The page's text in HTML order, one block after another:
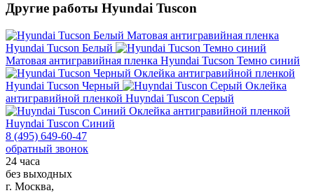
Другие работы Hyundai Tuscon
Матовая антигравийная пленка
Hyundai Tucson Белый
Матовая антигравийная пленка Hyundai Tucson Темно синий
Оклейка антигравийной пленкой
Hyundai Tucson Черный
Оклейка
антигравийной пленкой Huyndai Tuscon Серый
Оклейка антигравийной пленкой
Huyndai Tuscon Синий
8 (495) 649-60-47
обратный звонок
24 часа
без выходных
г. Москва,